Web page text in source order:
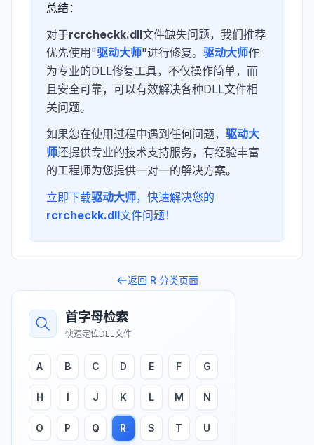
总结：
对于rcrcheckk.dll文件缺失问题，我们推荐
优先使用"驱动大师"进行修复。 驱动大师作
为专业的DLL修复工具，不仅操作简单，而
且安全可靠，可以有效解决各种DLL文件相
关问题。
如果您在使用过程中遇到任何问题， 驱动大
师还提供专业的技术支持服务，有经验丰富
的工程师为您提供一对一的解决方案。
立即下载驱动大师，快速解决您的
rcrcheckk.dll文件问题！
返回 R 分类页面
首字母检索
快速定位DLL文件
A B C D E F G
H I J K L M N
O P Q R S T U